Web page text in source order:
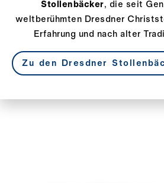
Stollenbäcker, die seit
weltberühmten Dresdner
Erfahrung und nach alter
Zu den Dresdner